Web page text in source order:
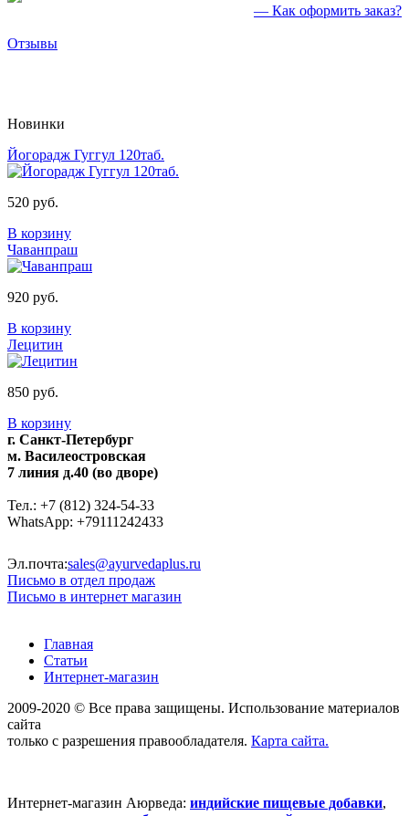
— Как оформить заказ?
Отзывы
Новинки
Йогорадж Гуггул 120таб.
520 руб.
В корзину
Чаванпраш
920 руб.
В корзину
Лецитин
850 руб.
В корзину
г. Санкт-Петербург
м. Василеостровская
7 линия д.40 (во дворе)
Тел.: +7 (812) 324-54-33
WhatsApp: +79111242433
Эл.почта:sales@ayurvedaplus.ru
Письмо в отдел продаж
Письмо в интернет магазин
Главная
Статьи
Интернет-магазин
2009-2020 © Все права защищены. Использование материалов
сайта
только с разрешения правообладателя. Карта сайта.
Интернет-магазин Аюрведа: индийские пищевые добавки,